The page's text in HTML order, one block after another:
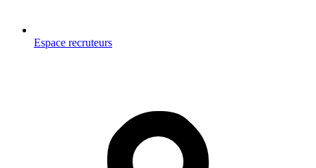
Espace recruteurs